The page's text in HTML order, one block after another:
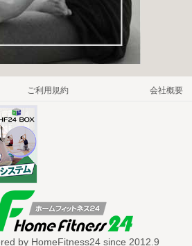
ご利用規約 会社概要
by HomeFitness24 since 2012.9